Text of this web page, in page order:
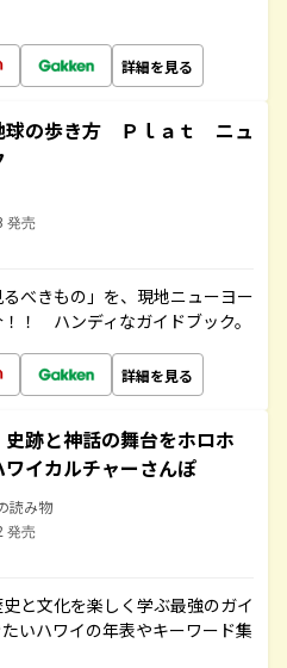
詳細を見る
の歩き方 Ｐｌａｔ ニュ
発売
べきもの」を、現地ニューヨー
！ ハンディなガイドブック。
詳細を見る
跡と神話の舞台をホロホ
イカルチャーさんぽ
読み物
発売
と文化を楽しく学ぶ最強のガイ
いハワイの年表やキーワード集